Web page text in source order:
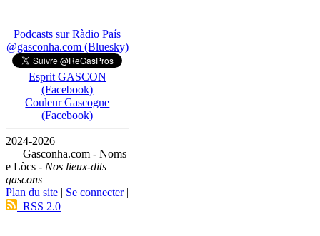
Podcasts sur Ràdio País
@gasconha.com (Bluesky)
Esprit GASCON
(Facebook)
Couleur Gascogne
(Facebook)
2024-2026
— Gasconha.com - Noms
e Lòcs - Nos lieux-dits
gascons
Plan du site | Se connecter|
RSS 2.0